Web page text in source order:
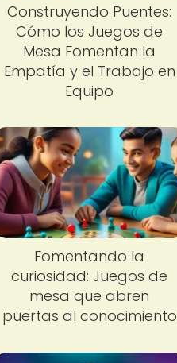
Construyendo Puentes:
Cómo los Juegos de
Mesa Fomentan la
Empatía y el Trabajo en
Equipo
Fomentando la
curiosidad: Juegos de
mesa que abren
puertas al conocimiento